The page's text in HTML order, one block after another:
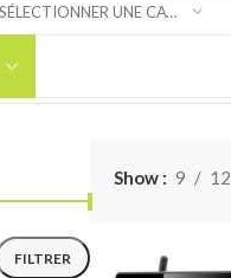
SÉLECTIONNER UNE CATÉGORIE
Adaptateurs &
FILTRER
Show 9 12